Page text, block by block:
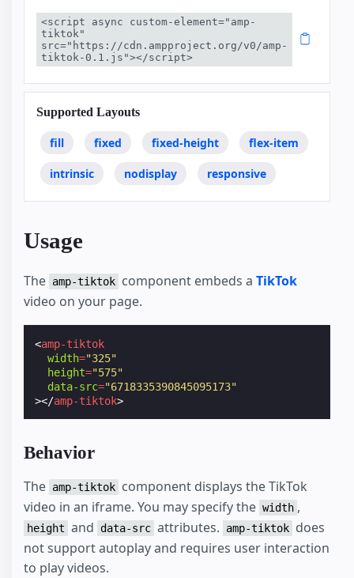
<script async custom-element="amp-
tiktok"
src="https://cdn.ampproject.org/v0/amp-
tiktok-0.1.js"></script>
Supported Layouts
fill fixed fixed-height flex-item
intrinsic nodisplay responsive
Usage
The amp-tiktok component embeds a TikTok
video on your page.
<amp-tiktok
width="325"
height="575"
data-src="6718335390845095173"
></amp-tiktok>
Behavior
The amp-tiktok component displays the TikTok
video in an iframe. You may specify the width ,
height and data-src attributes. amp-tiktok does
not support autoplay and requires user interaction
to play videos.